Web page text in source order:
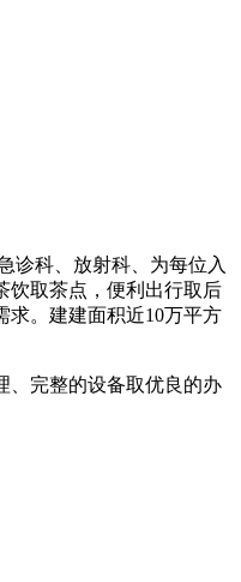
诊科、放射科、为每位入
饮取茶点，便利出行取后
求。建建面积近10万平方
完整的设备取优良的办